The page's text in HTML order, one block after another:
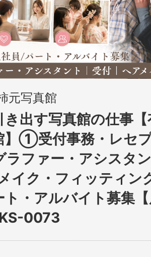
元写真館
き出す写真館の仕事
】①受付事務・レセ
ラファー・アシスタ
ク・フィッティン
ト・アルバイト募集
0073